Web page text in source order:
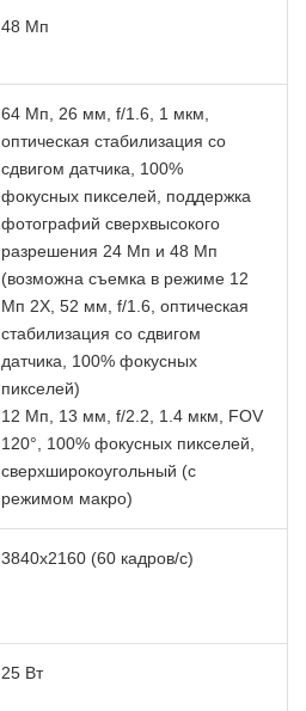
48 Мп
64 Мп, 26 мм, f/1.6, 1 мкм,
оптическая стабилизация со
сдвигом датчика, 100%
фокусных пикселей, поддержка
фотографий сверхвысокого
разрешения 24 Мп и 48 Мп
(возможна съемка в режиме 12
Мп 2X, 52 мм, f/1.6, оптическая
стабилизация со сдвигом
датчика, 100% фокусных
пикселей)
12 Мп, 13 мм, f/2.2, 1.4 мкм, FOV
120°, 100% фокусных пикселей,
сверхширокоугольный (с
режимом макро)
3840x2160 (60 кадров/с)
25 Вт